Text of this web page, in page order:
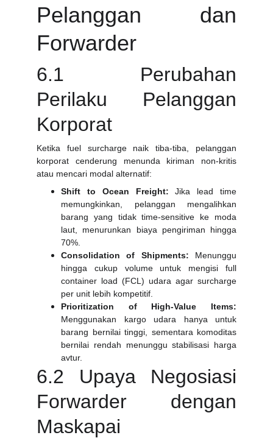
Pelanggan dan
Forwarder
6.1 Perubahan
Perilaku Pelanggan
Korporat
Ketika fuel surcharge naik tiba-tiba, pelanggan
korporat cenderung menunda kiriman non-kritis
atau mencari modal alternatif:
Shift to Ocean Freight: Jika lead time
memungkinkan, pelanggan mengalihkan
barang yang tidak time-sensitive ke moda
laut, menurunkan biaya pengiriman hingga
70%.
Consolidation of Shipments: Menunggu
hingga cukup volume untuk mengisi full
container load (FCL) udara agar surcharge
per unit lebih kompetitif.
Prioritization of High-Value Items:
Menggunakan kargo udara hanya untuk
barang bernilai tinggi, sementara komoditas
bernilai rendah menunggu stabilisasi harga
avtur.
6.2 Upaya Negosiasi
Forwarder dengan
Maskapai